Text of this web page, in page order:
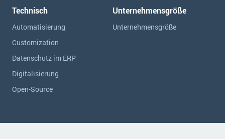
Technisch
Automatisierung
Customization
Datenschutz im ERP
Digitalisierung
Open-Source
Unternehmensgröße
Unternehmensgröße